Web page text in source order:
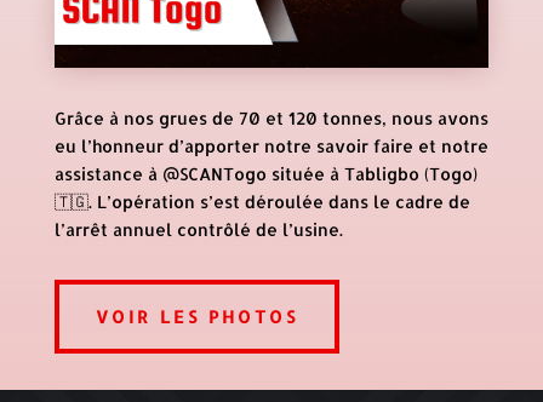
Grâce à nos grues de 70 et 120 tonnes, nous avons
eu l’honneur d’apporter notre savoir faire et notre
assistance à @SCANTogo située à Tabligbo (Togo)
🇹🇬. L’opération s’est déroulée dans le cadre de
l’arrêt annuel contrôlé de l’usine.
VOIR LES PHOTOS